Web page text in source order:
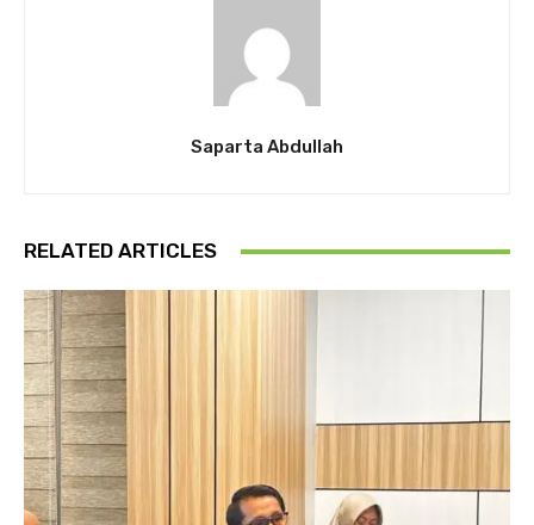
Saparta Abdullah
RELATED ARTICLES